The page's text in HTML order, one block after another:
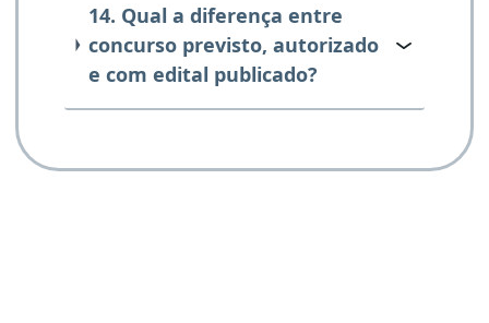
14. Qual a diferença entre
concurso previsto, autorizado
e com edital publicado?